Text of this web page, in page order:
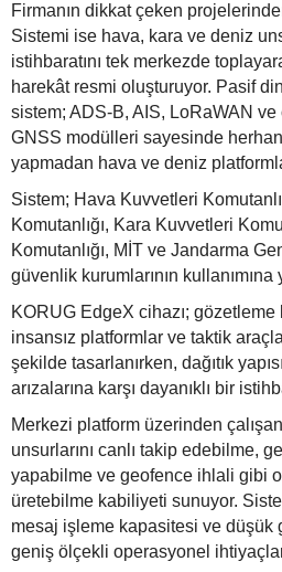
Firmanın dikkat çeken
Sistemi ise hava, kara ve deniz
istihbaratını tek merkezde
harekât resmi oluşturuyor. Pasif
sistem; ADS-B, AIS, LoRaWAN
GNSS modülleri sayesinde
yapmadan hava ve deniz
Sistem; Hava Kuvvetleri
Komutanlığı, Kara Kuvvetleri
Komutanlığı, MİT ve Jandarma
güvenlik kurumlarının
KORUG EdgeX cihazı; gözetleme
insansız platformlar ve taktik
şekilde tasarlanırken, dağıtık
arızalarına karşı dayanıklı bir
Merkezi platform üzerinden
unsurlarını canlı takip edebilme,
yapabilme ve geofence ihlali gibi
üretebilme kabiliyeti sunuyor.
mesaj işleme kapasitesi ve düşük
geniş ölçekli operasyonel